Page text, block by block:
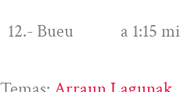
12.- Bueu a 1:15